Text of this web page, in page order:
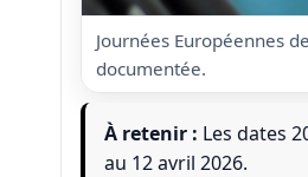
Journées Européennes
documentée.
À retenir : Les dates
au 12 avril 2026.